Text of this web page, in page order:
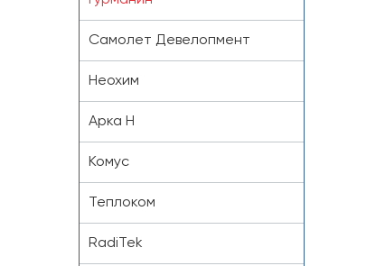
Самолет Девелопмент
Неохим
Арка Н
Комус
Теплоком
RadiTek